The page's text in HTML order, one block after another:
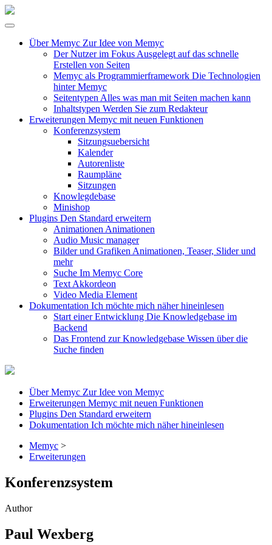
Über Memyc Zur Idee von Memyc
Der Nutzer im Fokus Ausgelegt auf das schnelle
Erstellen von Seiten
Memyc als Programmierframework Die Technologien
hinter Memyc
Seitentypen Alles was man mit Seiten machen kann
Inhaltstypen Werden Sie zum Redakteur
Erweiterungen Memyc mit neuen Funktionen
Konferenzsystem
Sitzungsuebersicht
Kalender
Autorenliste
Raumpläne
Sitzungen
Knowlegdebase
Minishop
Plugins Den Standard erweitern
Animationen Animationen
Audio Music manager
Bilder und Grafiken Animationen, Teaser, Slider und
mehr
Suche Im Memyc Core
Text Akkordeon
Video Media Element
Dokumentation Ich möchte mich näher hineinlesen
Start einer Entwicklung Die Knowledgebase im
Backend
Das Frontend zur Knowledgebase Wissen über die
Suche finden
Über Memyc Zur Idee von Memyc
Erweiterungen Memyc mit neuen Funktionen
Plugins Den Standard erweitern
Dokumentation Ich möchte mich näher hineinlesen
Memyc >
Erweiterungen
Konferenzsystem
Author
Paul Wexberg